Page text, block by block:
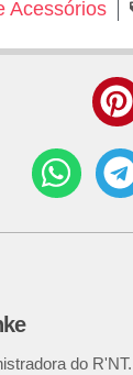
Acessórios
do